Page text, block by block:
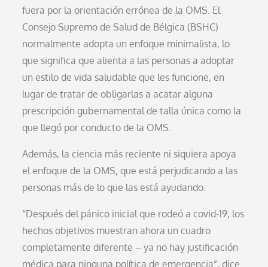
fuera por la orientación errónea de la OMS. El
Consejo Supremo de Salud de Bélgica (BSHC)
normalmente adopta un enfoque minimalista, lo
que significa que alienta a las personas a adoptar
un estilo de vida saludable que les funcione, en
lugar de tratar de obligarlas a acatar alguna
prescripción gubernamental de talla única como la
que llegó por conducto de la OMS.
Además, la ciencia más reciente ni siquiera apoya
el enfoque de la OMS, que está perjudicando a las
personas más de lo que las está ayudando.
“Después del pánico inicial que rodeó a covid-19, los
hechos objetivos muestran ahora un cuadro
completamente diferente – ya no hay justificación
médica para ninguna política de emergencia”, dice